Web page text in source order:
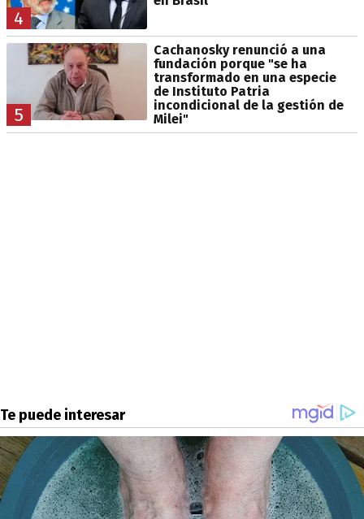
4
5
Cachanosky renunció a una
fundación porque "se ha
transformado en una especie
de Instituto Patria
incondicional de la gestión de
Milei"